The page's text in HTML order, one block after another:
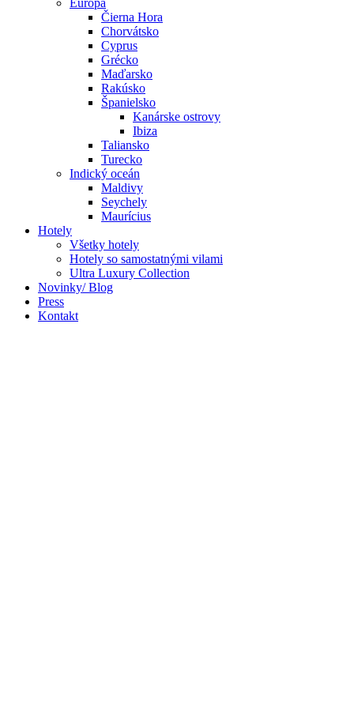
Európa
Čierna Hora
Chorvátsko
Cyprus
Grécko
Maďarsko
Rakúsko
Španielsko
Kanárske ostrovy
Ibiza
Taliansko
Turecko
Indický oceán
Maldivy
Seychely
Maurícius
Hotely
Všetky hotely
Hotely so samostatnými vilami
Ultra Luxury Collection
Novinky/ Blog
Press
Kontakt